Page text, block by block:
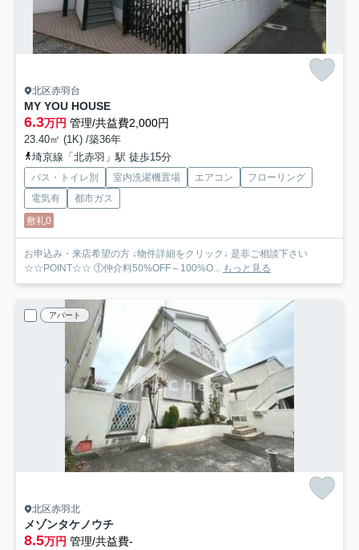
北区赤羽台
MY YOU HOUSE
6.3万円 管理/共益費2,000円
23.40㎡ (1K) /築36年
埼京線「北赤羽」駅 徒歩15分
バス・トイレ別 室内洗濯機置場 エアコン
フローリング
電気有
都市ガス
敷礼0
お申込み・来店希望の方 ↓物件詳細をクリック↓ 是非ご相談下さい
☆☆POINT☆☆ ①仲介料50%OFF～100%O...
もっと見る
アパート
北区赤羽北
メゾンタケノウチ
8.5万円 管理/共益費-